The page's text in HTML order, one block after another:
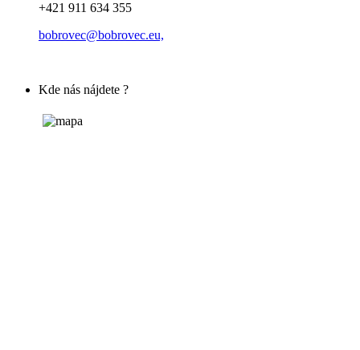
+421 911 634 355
bobrovec@bobrovec.eu,
Kde nás nájdete ?